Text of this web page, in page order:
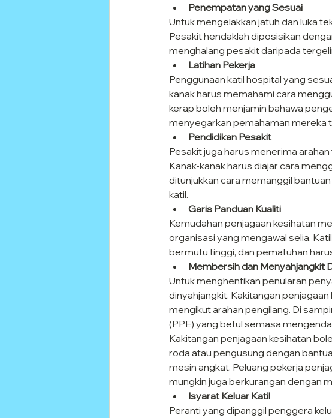
Penempatan yang Sesuai
Untuk mengelakkan jatuh dan luka
Pesakit hendaklah diposisikan
menghalang pesakit daripada
Latihan Pekerja
Penggunaan katil hospital yang
kanak harus memahami cara
kerap boleh menjamin bahawa
menyegarkan pemahaman mereka
Pendidikan Pesakit
Pesakit juga harus menerima
Kanak-kanak harus diajar cara
ditunjukkan cara memanggil
katil.
Garis Panduan Kualiti
Kemudahan penjagaan kesihatan
organisasi yang mengawal selia.
bermutu tinggi, dan pematuhan
Membersih dan Menyahjangkit
Untuk menghentikan penularan
dinyahjangkit. Kakitangan
mengikut arahan pengilang. Di
(PPE) yang betul semasa
Kakitangan penjagaan kesihatan
roda atau pengusung dengan
mesin angkat. Peluang pekerja
mungkin juga berkurangan dengan
Isyarat Keluar Katil
Peranti yang dipanggil penggera